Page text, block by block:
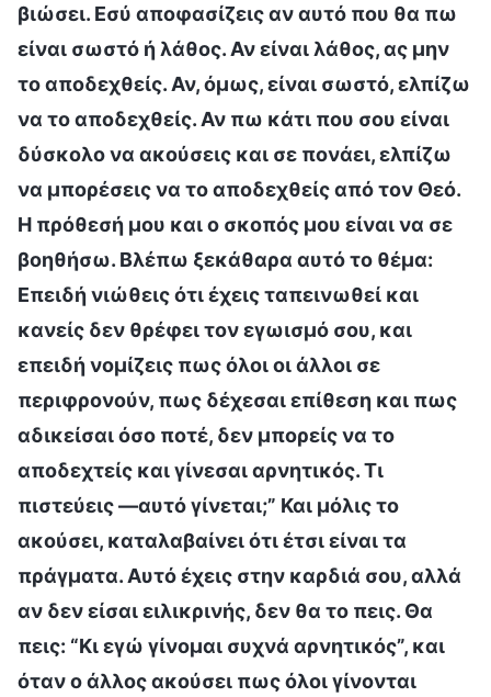
βιώσει. Εσύ αποφασίζεις αν αυτό που θα πω
είναι σωστό ή λάθος. Αν είναι λάθος, ας μην
το αποδεχθείς. Αν, όμως, είναι σωστό, ελπίζω
να το αποδεχθείς. Αν πω κάτι που σου είναι
δύσκολο να ακούσεις και σε πονάει, ελπίζω
να μπορέσεις να το αποδεχθείς από τον Θεό.
Η πρόθεσή μου και ο σκοπός μου είναι να σε
βοηθήσω. Βλέπω ξεκάθαρα αυτό το θέμα:
Επειδή νιώθεις ότι έχεις ταπεινωθεί και
κανείς δεν θρέφει τον εγωισμό σου, και
επειδή νομίζεις πως όλοι οι άλλοι σε
περιφρονούν, πως δέχεσαι επίθεση και πως
αδικείσαι όσο ποτέ, δεν μπορείς να το
αποδεχτείς και γίνεσαι αρνητικός. Τι
πιστεύεις —αυτό γίνεται;” Και μόλις το
ακούσει, καταλαβαίνει ότι έτσι είναι τα
πράγματα. Αυτό έχεις στην καρδιά σου, αλλά
αν δεν είσαι ειλικρινής, δεν θα το πεις. Θα
πεις: “Κι εγώ γίνομαι συχνά αρνητικός”, και
όταν ο άλλος ακούσει πως όλοι γίνονται